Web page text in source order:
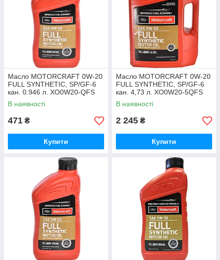
Масло MOTORCRAFT 0W-20
FULL SYNTHETIC, SP/GF-6
кан. 0.946 л. XO0W20-QFS
В наявності
471 ₴
Купити
Масло MOTORCRAFT 0W-20
FULL SYNTHETIC, SP/GF-6
кан. 4,73 л. XO0W20-5QFS
В наявності
2 245 ₴
Купити